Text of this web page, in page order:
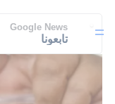
Google News
تابعونا